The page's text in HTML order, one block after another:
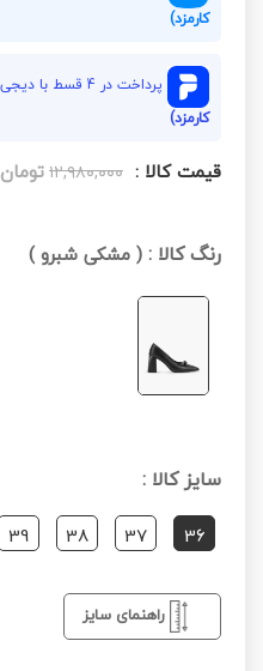
کارمزد)
پرداخت در 4 قسط با دیجی‌پی هر قسط
کارمزد)
قیمت کالا : ۱۲,۹۸۰,۰۰۰تومان
رنگ کالا :(مشکی شبرو)
سایز کالا :
36
37
38
39
راهنمای سایز